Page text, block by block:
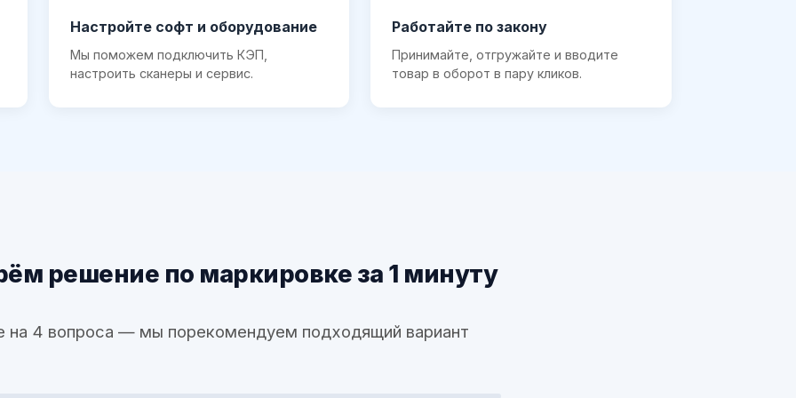
Настройте софт и оборудование
Мы поможем подключить КЭП,
настроить сканеры и сервис.
Работайте по закону
Принимайте, отгружайте и вводите
товар в оборот в пару кликов.
решение по маркировке за 1 минуту
на 4 вопроса — мы порекомендуем подходящий вариант